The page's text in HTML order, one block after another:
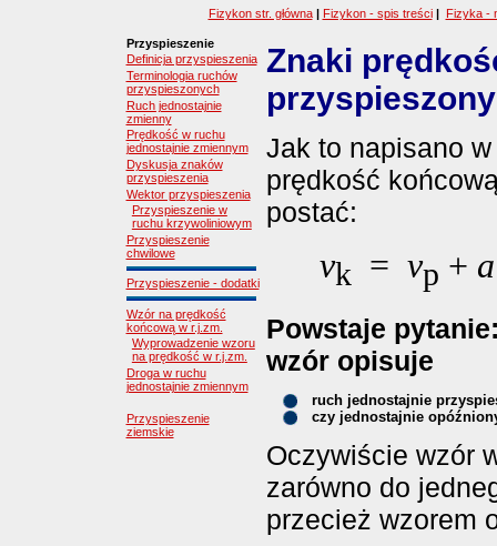
Fizykon str. główna| Fizykon - spis treści | Fizyka -
Przyspieszenie
Definicja przyspieszenia
Terminologia ruchów
przyspieszonych
Ruch jednostajnie
zmienny
Prędkość w ruchu
jednostajnie zmiennym
Dyskusja znaków
przyspieszenia
Wektor przyspieszenia
Przyspieszenie w
ruchu krzywoliniowym
Przyspieszenie
chwilowe
Przyspieszenie - dodatki
Wzór na prędkość
końcową w r.j.zm.
Wyprowadzenie wzoru
na prędkość w r.j.zm.
Droga w ruchu
jednostajnie zmiennym
Przyspieszenie
ziemskie
Znaki
Jak to napisano
prędkość
postać:
vk = vp +
Powstaje
wzór opisuje
ruch jednostajnie
czy jednostajnie
Oczywiście wzór
zarówno do
przecież wzorem